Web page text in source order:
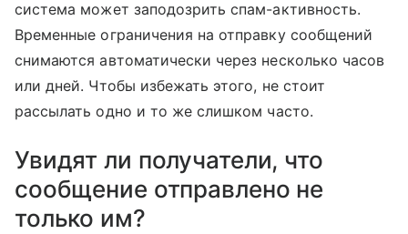
система может заподозрить спам-активность.
Временные ограничения на отправку сообщений
снимаются автоматически через несколько часов
или дней. Чтобы избежать этого, не стоит
рассылать одно и то же слишком часто.
Увидят ли получатели, что
сообщение отправлено не
только им?